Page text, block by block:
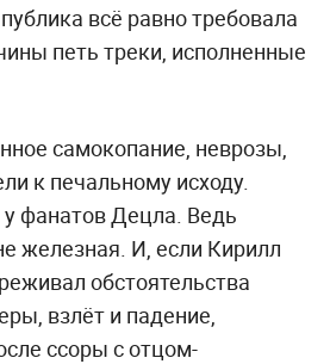
всё равно требовала
петь треки, исполненные
самокопание, неврозы,
к печальному исходу.
фанатов Децла. Ведь
железная. И, если Кирилл
обстоятельства
взлёт и падение,
ссоры с отцом-